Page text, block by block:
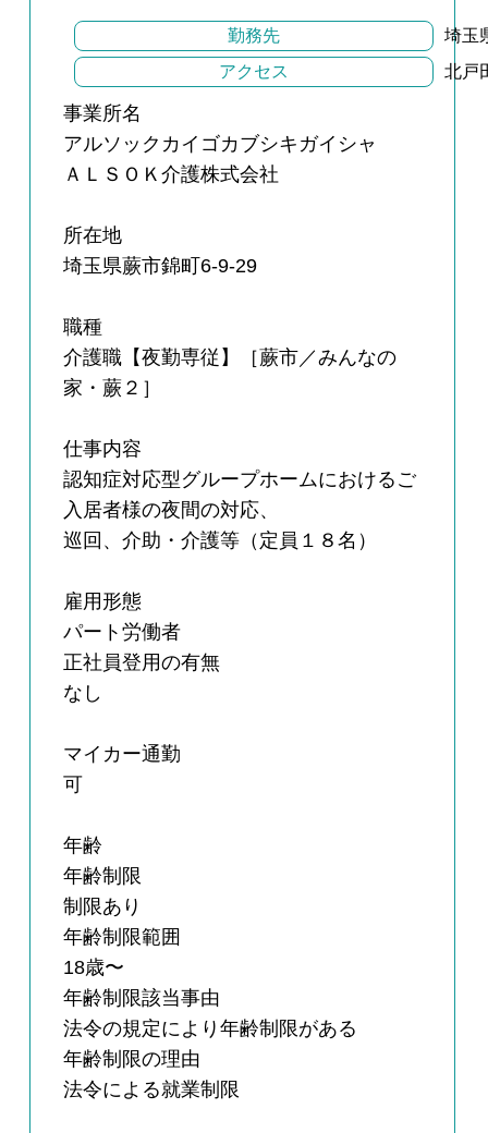
勤務先
埼玉
アクセス
北戸
事業所名
アルソックカイゴカブシキガイシャ
ＡＬＳＯＫ介護株式会社
所在地
埼玉県蕨市錦町6-9-29
職種
介護職【夜勤専従】［蕨市／みんなの
家・蕨２］
仕事内容
認知症対応型グループホームにおけるご
入居者様の夜間の対応、
巡回、介助・介護等（定員１８名）
雇用形態
パート労働者
正社員登用の有無
なし
マイカー通勤
可
年齢
年齢制限
制限あり
年齢制限範囲
18歳〜
年齢制限該当事由
法令の規定により年齢制限がある
年齢制限の理由
法令による就業制限